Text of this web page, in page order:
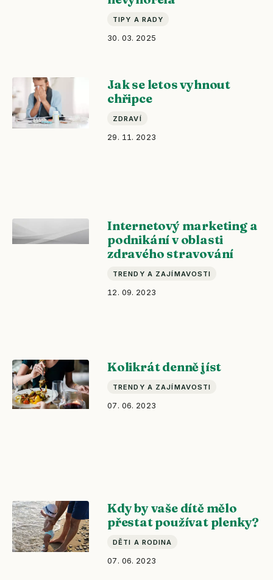
TIPY A RADY
30. 03. 2025
Jak se letos vyhnout
chřipce
ZDRAVÍ
29. 11. 2023
Internetový marketing a
podnikání v oblasti
zdravého stravování
TRENDY A ZAJÍMAVOSTI
12. 09. 2023
Kolikrát denně jíst
TRENDY A ZAJÍMAVOSTI
07. 06. 2023
Kdy by vaše dítě mělo
přestat používat plenky?
DĚTI A RODINA
07. 06. 2023